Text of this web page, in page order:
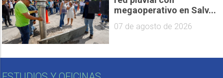
megaoperativo en Salv...
07 de agosto de 2026